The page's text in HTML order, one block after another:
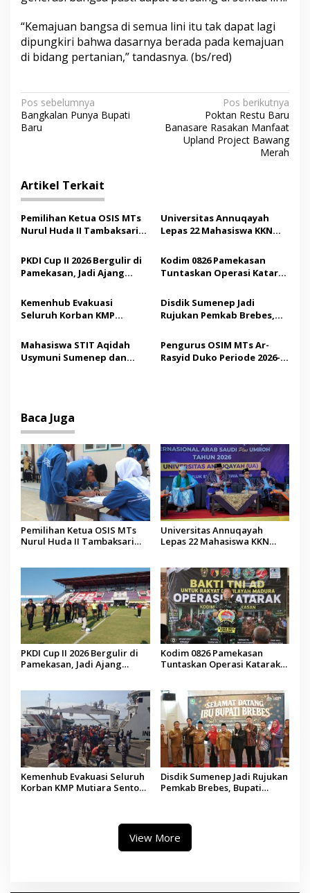
“Kemajuan bangsa di semua lini itu tak dapat lagi
dipungkiri bahwa dasarnya berada pada kemajuan
di bidang pertanian,” tandasnya. (bs/red)
N
a
g
a
s
i
p
o
s
Pos sebelumnya
Bangkalan Punya Bupati
Baru
Pos berikutnya
Poktan Restu Baru
Banasare Rasakan Manfaat
Upland Project Bawang
Merah
Artikel Terkait
Pemilihan Ketua OSIS MTs
Nurul Huda II Tambaksari
Demokrasi bagi Siswa
Universitas Annuqayah
Lepas 22 Mahasiswa KKN
Saudi
PKDI Cup II 2026 Bergulir di
Pamekasan, Jadi Ajang
Madura
Kodim 0826 Pamekasan
Tuntaskan Operasi Katarak
Tindakan Medis
Kemenhub Evakuasi
Seluruh Korban KMP
Operator Diaudit
Disdik Sumenep Jadi
Rujukan Pemkab Brebes,
Pendidikan Berbasis
Budaya
Mahasiswa STIT Aqidah
Usymuni Sumenep dan
Pengurus OSIM MTs Ar-
Rasyid Duko Periode 2026-
Baca Juga
Pemilihan Ketua OSIS MTs
Nurul Huda II Tambaksari
Universitas Annuqayah
Lepas 22 Mahasiswa KKN
PKDI Cup II 2026 Bergulir di
Pamekasan, Jadi Ajang
Kodim 0826 Pamekasan
Tuntaskan Operasi Katarak
Kemenhub Evakuasi Seluruh
Korban KMP Mutiara Sentosa
Disdik Sumenep Jadi Rujukan
Pemkab Brebes, Bupati
View More